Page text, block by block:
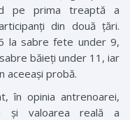
pe prima treaptă a
din două țări.
la sabre fete under 9,
băieți under 11, iar
aceeași probă.
în opinia antrenoarei,
și valoarea reală a